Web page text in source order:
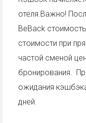
отеля.Важно!
BeBack
стоимости при
частой сменой
бронирования.
ожидания
дней.